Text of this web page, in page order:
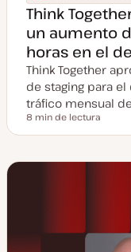
Think
un aumento
horas en el
Think Together
de staging para
tráfico mensual
Tiempo de lectura
8 min de lectura